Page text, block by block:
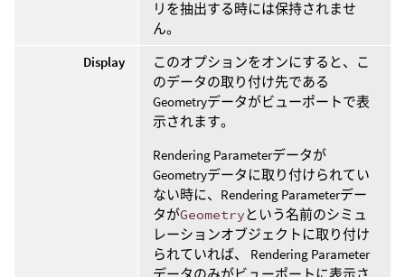
リを抽出する時には保持されませ
ん。
Display
このオプションをオンにすると、こ
のデータの取り付け先である
Geometryデータがビューポートで表
示されます。
Rendering Parameterデータが
Geometryデータに取り付けられてい
ない時に、Rendering Parameterデー
タがGeometryという名前のシミュ
レーションオブジェクトに取り付け
られていれば、 Rendering Parameter